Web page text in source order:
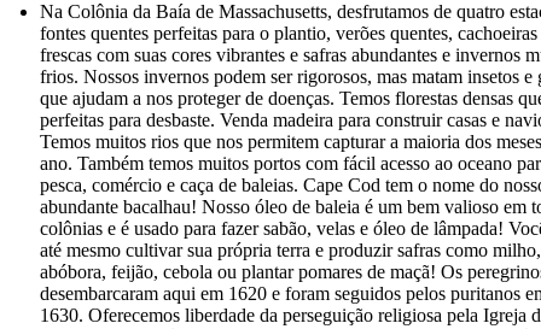
Na Colônia da Baía de Massachusetts, desfrutamos de quatro
fontes quentes perfeitas para o plantio, verões quentes, cachoeiras
frescas com suas cores vibrantes e safras abundantes e invernos
frios. Nossos invernos podem ser rigorosos, mas matam insetos e
que ajudam a nos proteger de doenças. Temos florestas densas
perfeitas para desbaste. Venda madeira para construir casas e
Temos muitos rios que nos permitem capturar a maioria dos
ano. Também temos muitos portos com fácil acesso ao oceano
pesca, comércio e caça de baleias. Cape Cod tem o nome do
abundante bacalhau! Nosso óleo de baleia é um bem valioso em
colônias e é usado para fazer sabão, velas e óleo de lâmpada!
até mesmo cultivar sua própria terra e produzir safras como milho,
abóbora, feijão, cebola ou plantar pomares de maçã! Os
desembarcaram aqui em 1620 e foram seguidos pelos puritanos
1630. Oferecemos liberdade da perseguição religiosa pela Igreja